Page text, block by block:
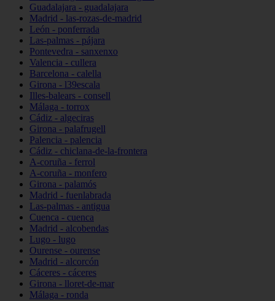
Guadalajara - guadalajara
Madrid - las-rozas-de-madrid
León - ponferrada
Las-palmas - pájara
Pontevedra - sanxenxo
Valencia - cullera
Barcelona - calella
Girona - l39escala
Illes-balears - consell
Málaga - torrox
Cádiz - algeciras
Girona - palafrugell
Palencia - palencia
Cádiz - chiclana-de-la-frontera
A-coruña - ferrol
A-coruña - monfero
Girona - palamós
Madrid - fuenlabrada
Las-palmas - antigua
Cuenca - cuenca
Madrid - alcobendas
Lugo - lugo
Ourense - ourense
Madrid - alcorcón
Cáceres - cáceres
Girona - lloret-de-mar
Málaga - ronda